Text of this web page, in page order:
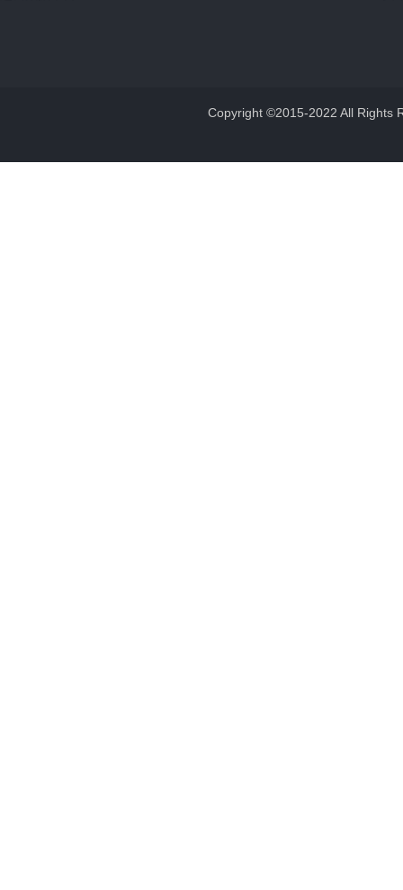
Copyright ©2015-2022 All